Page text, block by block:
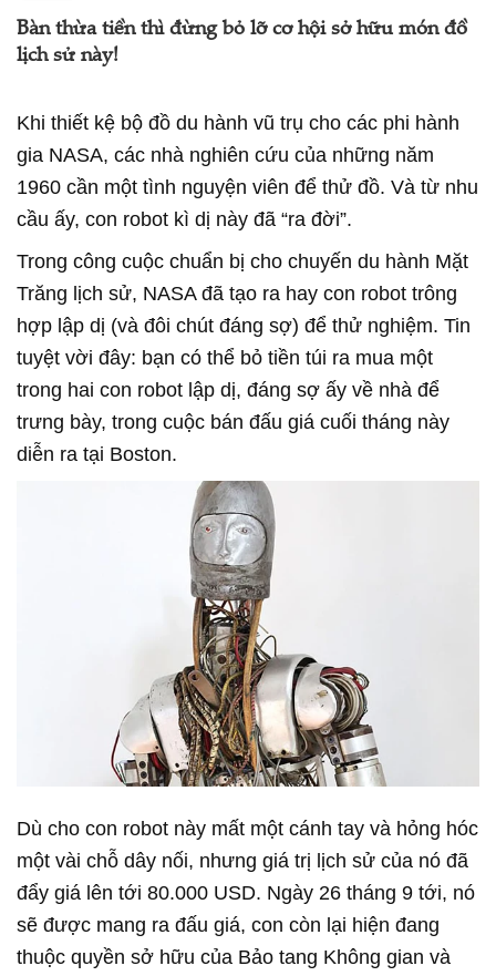
Bàn thừa tiền thì đừng bỏ lỡ cơ hội sở hữu món đồ
lịch sử này!
Khi thiết kệ bộ đồ du hành vũ trụ cho các phi hành
gia NASA, các nhà nghiên cứu của những năm
1960 cần một tình nguyện viên để thử đồ. Và từ nhu
cầu ấy, con robot kì dị này đã “ra đời”.
Trong công cuộc chuẩn bị cho chuyến du hành Mặt
Trăng lịch sử, NASA đã tạo ra hay con robot trông
hợp lập dị (và đôi chút đáng sợ) để thử nghiệm. Tin
tuyệt vời đây: bạn có thể bỏ tiền túi ra mua một
trong hai con robot lập dị, đáng sợ ấy về nhà để
trưng bày, trong cuộc bán đấu giá cuối tháng này
diễn ra tại Boston.
Dù cho con robot này mất một cánh tay và hỏng hóc
một vài chỗ dây nối, nhưng giá trị lịch sử của nó đã
đẩy giá lên tới 80.000 USD. Ngày 26 tháng 9 tới, nó
sẽ được mang ra đấu giá, con còn lại hiện đang
thuộc quyền sở hữu của Bảo tang Không gian và